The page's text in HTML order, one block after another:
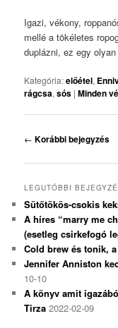
Igazi, vékony,
mellé a tökéletes
duplázni, ez egy
Kategória:előétel,
rágcsa,sós |Minden
Bejegyzés
← Korábbi bejegyzés
LEGUTÓBBI
Sütőtökös-csokis
A híres “marry me
(esetleg csirkefogó
Cold brew és tonik,
Jennifer Anniston
10-10
A könyv amit
Tirza 2022-02-09